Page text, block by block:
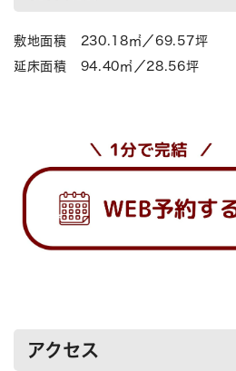
敷地面積 230.18㎡／69.57坪
延床面積 94.40㎡／28.56坪
アクセス